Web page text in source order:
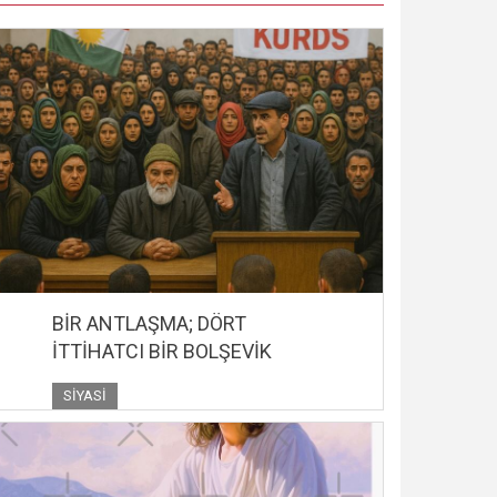
BİR ANTLAŞMA; DÖRT
İTTİHATCI BİR BOLŞEVİK
SIYASI